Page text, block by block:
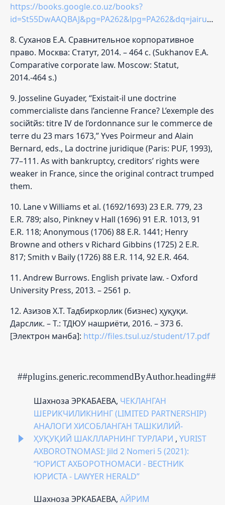
https://books.google.co.uz/books?
id=St55DwAAQBAJ&pg=PA262&lpg=PA262&dq=jairus+banaji+Qirad+and+Mudaraba+institutions&source=bl&ots=ad_8Nntpmk&sig=ACfU3U3VJ8bY0FDjifeOTHiVBc0hBPETqw&hl=ru&sa=X&ved=2ahUKEwjt69fC1oDyAhUHAhAIHdoFCLIQ6AEwBHoECAwQAw#v=onepage&q=jairus%20banaji%20Qirad%20and%20Mudaraba%20institutions&f=false
8. Суханов Е.А. Сравнительное корпоративное
право. Москва: Статут, 2014. – 464 с. (Sukhanov E.A.
Comparative corporate law. Moscow: Statut,
2014.-464 s.)
9. Josseline Guyader, “Existait-il une doctrine
commercialiste dans l’ancienne France? L’exemple des
sociйtйs: titre IV de l’ordonnance sur le commerce de
terre du 23 mars 1673,” Yves Poirmeur and Alain
Bernard, eds., La doctrine juridique (Paris: PUF, 1993),
77–111. As with bankruptcy, creditors’ rights were
weaker in France, since the original contract trumped
them.
10. Lane v Williams et al. (1692/1693) 23 E.R. 779, 23
E.R. 789; also, Pinkney v Hall (1696) 91 E.R. 1013, 91
E.R. 118; Anonymous (1706) 88 E.R. 1441; Henry
Browne and others v Richard Gibbins (1725) 2 E.R.
817; Smith v Baily (1726) 88 E.R. 114, 92 E.R. 464.
11. Andrew Burrows. English private law. - Oxford
University Press, 2013. – 2561 p.
12. Азизов Х.Т. Тадбиркорлик (бизнес) ҳуқуқи.
Дарслик. – Т.: ТДЮУ нашриёти, 2016. – 373 б.
[Электрон манба]: http://files.tsul.uz/student/17.pdf
##plugins.generic.recommendByAuthor.heading##
Шахноза ЭРКАБАЕВА, ЧЕКЛАНГАН
ШЕРИКЧИЛИКНИНГ (LIMITED PARTNERSHIP)
АНАЛОГИ ХИСОБЛАНГАН ТАШКИЛИЙ-
ҲУҚУҚИЙ ШАКЛЛАРНИНГ ТУРЛАРИ , YURIST
AXBOROTNOMASI: Jild 2 Nomeri 5 (2021):
“ЮРИСТ АХБОРОТНОМАСИ - ВЕСТНИК
ЮРИСТА - LAWYER HERALD”
Шахноза ЭРКАБАЕВА, АЙРИМ